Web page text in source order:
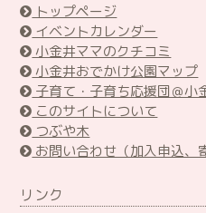
トップページ
イベントカレンダー
小金井ママのクチコミ
小金井おでかけ公園マップ
子育て・子育ち応援団＠小
このサイトについて
つぶや木
お問い合わせ（加入申込、
リンク